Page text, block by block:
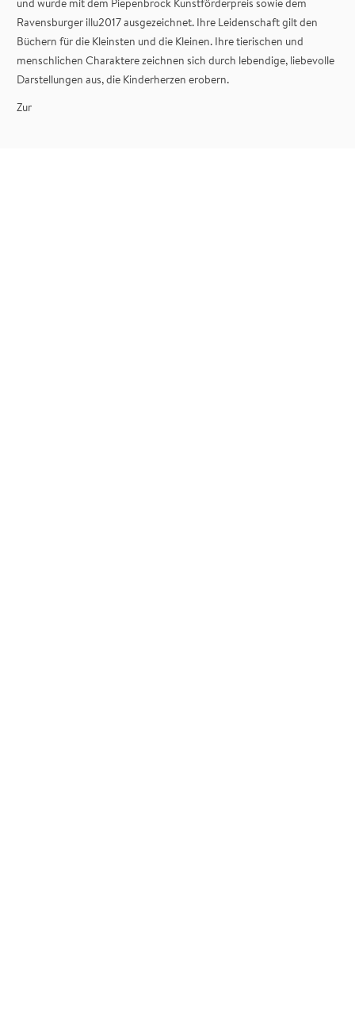
und wurde mit dem Piepenbrock Kunstförderpreis sowie dem
Ravensburger illu2017 ausgezeichnet. Ihre Leidenschaft gilt den
Büchern für die Kleinsten und die Kleinen. Ihre tierischen und
menschlichen Charaktere zeichnen sich durch lebendige, liebevolle
Darstellungen aus, die Kinderherzen erobern.
Zur